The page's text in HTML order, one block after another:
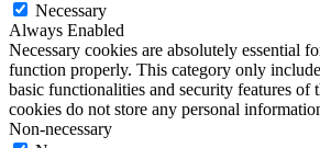
Necessary
Always Enabled
Necessary cookies are absolutely essential
function properly. This category only
basic functionalities and security features of
cookies do not store any personal
Non-necessary